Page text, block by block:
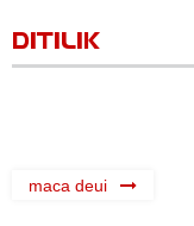
DITILIK
maca deui